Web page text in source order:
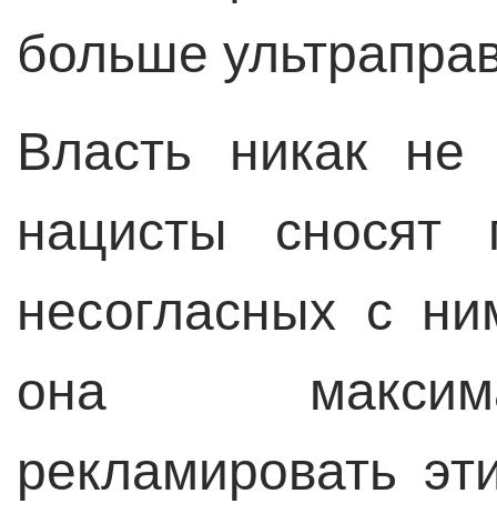
больше
Власть никак не
нацисты сносят
несогласных с
она
рекламировать